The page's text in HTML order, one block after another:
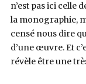
n’est pas ici celle
la monographie,
censé nous dire
d’une œuvre. Et
révèle être une